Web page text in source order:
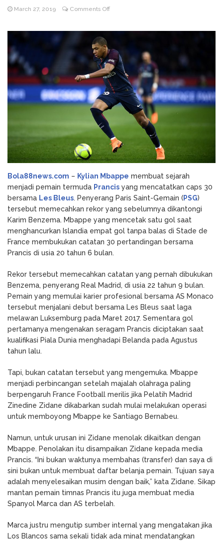
NV Casino
Auszahlungsleitfaden: Schritt-für-Schritt-
Anleitung zum Auszahlen
March 27, 2019 Comments Offon
Caps
Les
Bleus,
Mbappe
Pecah
Rekor
Benzema
Bola88news.com – Kylian Mbappe membuat sejarah
menjadi pemain termuda Prancis yang mencatatkan caps 30
bersama Les Bleus. Penyerang Paris Saint-Gemain (PSG)
tersebut memecahkan rekor yang sebelumnya dikantongi
Karim Benzema. Mbappe yang mencetak satu gol saat
menghancurkan Islandia empat gol tanpa balas di Stade de
France membukukan catatan 30 pertandingan bersama
Prancis di usia 20 tahun 6 bulan.
Rekor tersebut memecahkan catatan yang pernah dibukukan
Benzema, penyerang Real Madrid, di usia 22 tahun 9 bulan.
Pemain yang memulai karier profesional bersama AS Monaco
tersebut menjalani debut bersama Les Bleus saat laga
melawan Luksemburg pada Maret 2017. Sementara gol
pertamanya mengenakan seragam Prancis diciptakan saat
kualifikasi Piala Dunia menghadapi Belanda pada Agustus
tahun lalu.
Tapi, bukan catatan tersebut yang mengemuka. Mbappe
menjadi perbincangan setelah majalah olahraga paling
berpengaruh France Football merilis jika Pelatih Madrid
Zinedine Zidane dikabarkan sudah mulai melakukan operasi
untuk memboyong Mbappe ke Santiago Bernabeu.
Namun, untuk urusan ini Zidane menolak dikaitkan dengan
Mbappe. Penolakan itu disampaikan Zidane kepada media
Prancis. “Ini bukan waktunya membahas (transfer) dan saya di
sini bukan untuk membuat daftar belanja pemain. Tujuan saya
adalah menyelesaikan musim dengan baik,” kata Zidane. Sikap
mantan pemain timnas Prancis itu juga membuat media
Spanyol Marca dan AS terbelah.
Marca justru mengutip sumber internal yang mengatakan jika
Los Blancos sama sekali tidak ada minat mendatangkan